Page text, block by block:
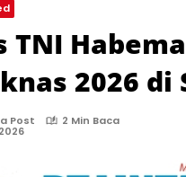
TNI
2026 di
Post 2 Min Baca